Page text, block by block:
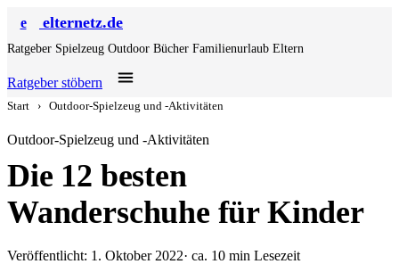
e elternetz.de
Ratgeber Spielzeug Outdoor Bücher Familienurlaub Eltern
Ratgeber stöbern
Start › Outdoor-Spielzeug und -Aktivitäten
Outdoor-Spielzeug und -Aktivitäten
Die 12 besten
Wanderschuhe für Kinder
Veröffentlicht: 1. Oktober 2022· ca. 10 min Lesezeit